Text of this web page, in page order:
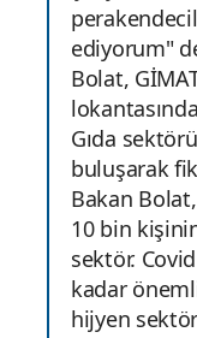
ediyorum"
Bolat,
Gıda
buluşarak
Bakan
10 bin
sektör.
kadar
hijyen